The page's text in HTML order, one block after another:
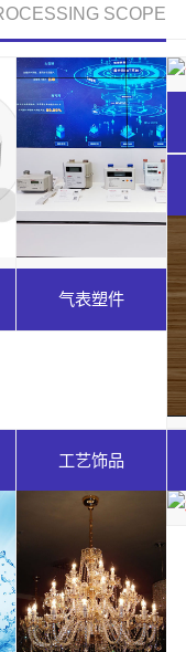
SCOPE
气表塑件
工艺饰品